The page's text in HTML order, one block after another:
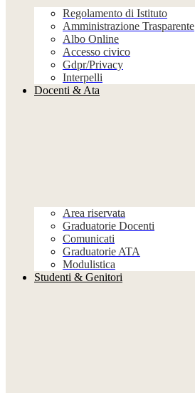
Regolamento di Istituto
Amministrazione Trasparente
Albo Online
Accesso civico
Gdpr/Privacy
Interpelli
Docenti & Ata
Area riservata
Graduatorie Docenti
Comunicati
Graduatorie ATA
Modulistica
Studenti & Genitori